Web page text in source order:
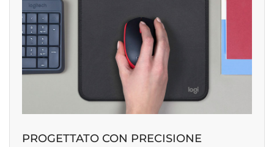
PROGETTATO CON PRECISIONE